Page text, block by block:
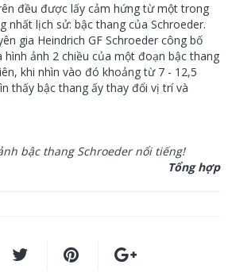
đều được lấy cảm hứng từ một trong
nhất lịch sử: bậc thang của Schroeder.
gia Heindrich GF Schroeder công bố
hình ảnh 2 chiều của một đoạn bậc thang
khi nhìn vào đó khoảng từ 7 - 12,5
thấy bậc thang ấy thay đổi vị trí và
bậc thang Schroeder nổi tiếng!
Tổng hợp